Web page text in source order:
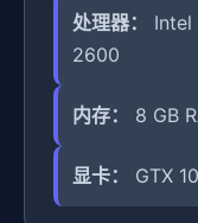
处理器：
2600
内存： 8 GB
显卡： GTX